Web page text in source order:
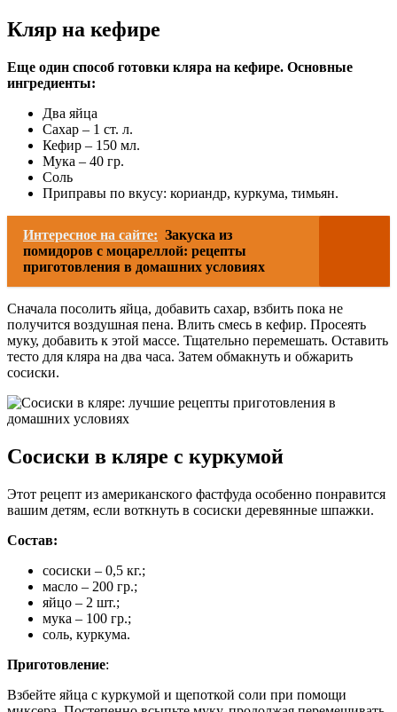
Кляр на кефире
Еще один способ готовки кляра на кефире. Основные
ингредиенты:
Два яйца
Сахар – 1 ст. л.
Кефир – 150 мл.
Мука – 40 гр.
Соль
Приправы по вкусу: кориандр, куркума, тимьян.
Интересное на сайте: Закуска из
помидоров с моцареллой: рецепты
приготовления в домашних условиях
Сначала посолить яйца, добавить сахар, взбить пока не
получится воздушная пена. Влить смесь в кефир. Просеять
муку, добавить к этой массе. Тщательно перемешать. Оставить
тесто для кляра на два часа. Затем обмакнуть и обжарить
сосиски.
Сосиски в кляре с куркумой
Этот рецепт из американского фастфуда особенно понравится
вашим детям, если воткнуть в сосиски деревянные шпажки.
Состав:
сосиски – 0,5 кг.;
масло – 200 гр.;
яйцо – 2 шт.;
мука – 100 гр.;
соль, куркума.
Приготовление:
Взбейте яйца с куркумой и щепоткой соли при помощи